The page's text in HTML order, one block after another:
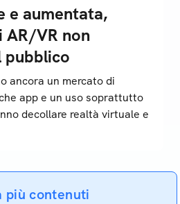
e aumentata,
AR/VR non
pubblico
ancora un mercato di
app e un uso soprattutto
decollare realtà virtuale e
più contenuti